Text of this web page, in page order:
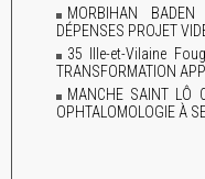
MORBIHAN
DÉPENSES PROJET
35 Ille-et-Vilaine
TRANSFORMATION
MANCHE SAINT LÔ
OPHTALOMOLOGIE À